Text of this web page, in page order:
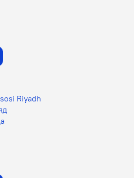
Riyadh